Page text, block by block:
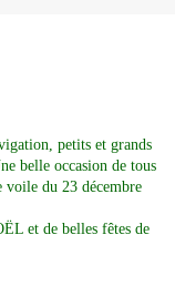
petits et grands
belle occasion de tous
voile du 23 décembre
et de belles fêtes de